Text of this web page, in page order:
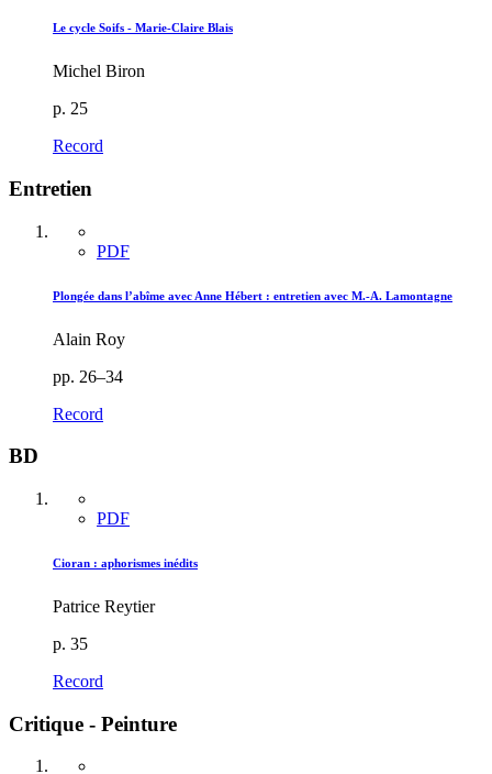
Le cycle Soifs - Marie-Claire Blais
Michel Biron
p. 25
Record
Entretien
PDF
Plongée dans l’abîme avec Anne Hébert : entretien avec M.-A. Lamontagne
Alain Roy
pp. 26–34
Record
BD
PDF
Cioran : aphorismes inédits
Patrice Reytier
p. 35
Record
Critique - Peinture